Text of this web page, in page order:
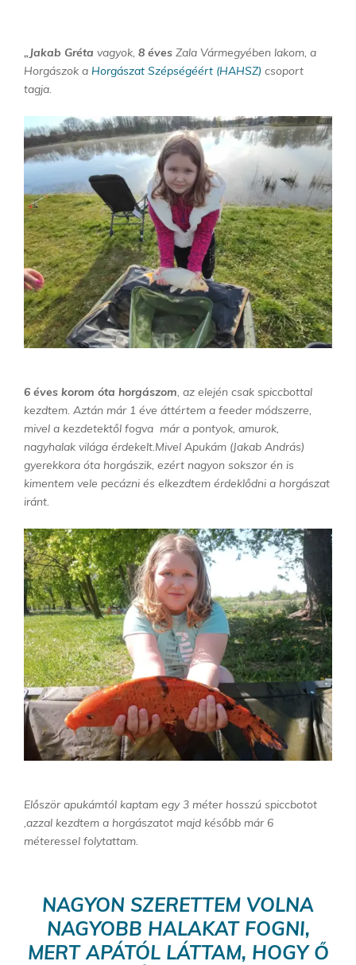
„Jakab Gréta vagyok, 8 éves Zala Vármegyében lakom, a
Horgászok a Horgászat Szépségéért (HAHSZ) csoport
tagja.
6 éves korom óta horgászom, az elején csak spiccbottal
kezdtem. Aztán már 1 éve áttértem a feeder módszerre,
mivel a kezdetektől fogva már a pontyok, amurok,
nagyhalak világa érdekelt.Mivel Apukám (Jakab András)
gyerekkora óta horgászik, ezért nagyon sokszor én is
kimentem vele pecázni és elkezdtem érdeklődni a horgászat
iránt.
Először apukámtól kaptam egy 3 méter hosszú spiccbotot
,azzal kezdtem a horgászatot majd később már 6
méteressel folytattam.
NAGYON SZERETTEM VOLNA
NAGYOBB HALAKAT FOGNI,
MERT APÁTÓL LÁTTAM, HOGY Ő